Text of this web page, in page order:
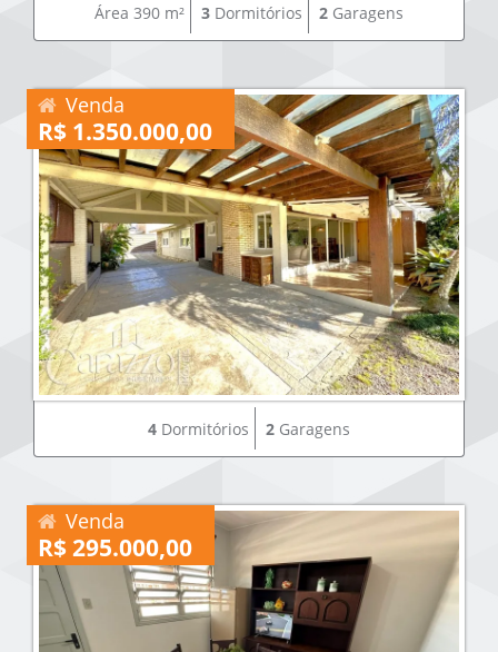
Área 390 m² 3 Dormitórios 2 Garagens
Venda
R$ 1.350.000,00
4 Dormitórios 2 Garagens
Venda
R$ 295.000,00